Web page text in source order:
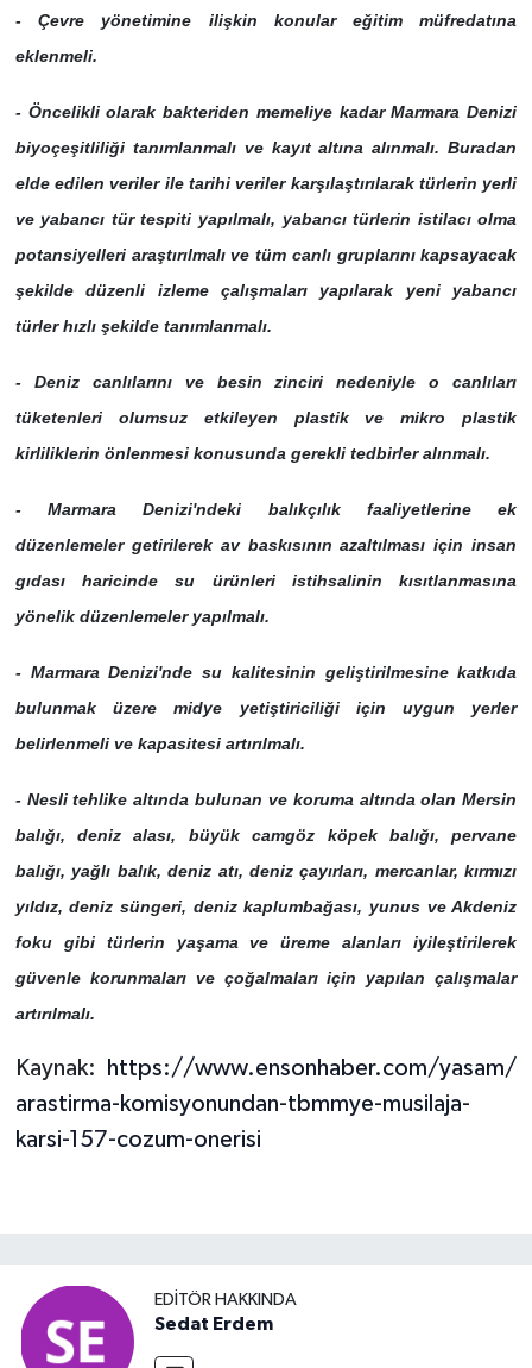
- Çevre yönetimine ilişkin konular eğitim müfredatına
eklenmeli.
- Öncelikli olarak bakteriden memeliye kadar Marmara Denizi
biyoçeşitliliği tanımlanmalı ve kayıt altına alınmalı. Buradan
elde edilen veriler ile tarihi veriler karşılaştırılarak türlerin yerli
ve yabancı tür tespiti yapılmalı, yabancı türlerin istilacı olma
potansiyelleri araştırılmalı ve tüm canlı gruplarını kapsayacak
şekilde düzenli izleme çalışmaları yapılarak yeni yabancı
türler hızlı şekilde tanımlanmalı.
- Deniz canlılarını ve besin zinciri nedeniyle o canlıları
tüketenleri olumsuz etkileyen plastik ve mikro plastik
kirliliklerin önlenmesi konusunda gerekli tedbirler alınmalı.
- Marmara Denizi'ndeki balıkçılık faaliyetlerine ek
düzenlemeler getirilerek av baskısının azaltılması için insan
gıdası haricinde su ürünleri istihsalinin kısıtlanmasına
yönelik düzenlemeler yapılmalı.
- Marmara Denizi'nde su kalitesinin geliştirilmesine katkıda
bulunmak üzere midye yetiştiriciliği için uygun yerler
belirlenmeli ve kapasitesi artırılmalı.
- Nesli tehlike altında bulunan ve koruma altında olan Mersin
balığı, deniz alası, büyük camgöz köpek balığı, pervane
balığı, yağlı balık, deniz atı, deniz çayırları, mercanlar, kırmızı
yıldız, deniz süngeri, deniz kaplumbağası, yunus ve Akdeniz
foku gibi türlerin yaşama ve üreme alanları iyileştirilerek
güvenle korunmaları ve çoğalmaları için yapılan çalışmalar
artırılmalı.
Kaynak:
https://www.ensonhaber.com/yasam/
arastirma-komisyonundan-tbmmye-musilaja-
karsi-157-cozum-onerisi
EDITÖR HAKKINDA
Sedat Erdem